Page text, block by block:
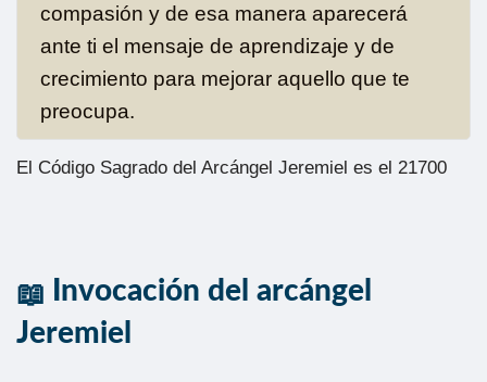
compasión y de esa manera aparecerá
ante ti el mensaje de aprendizaje y de
crecimiento para mejorar aquello que te
preocupa.
El Código Sagrado del Arcángel Jeremiel es el 21700
Invocación del arcángel
Jeremiel